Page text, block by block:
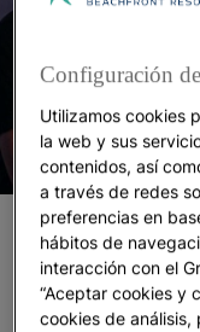
Crea el
No te hará falta
cala
Configuración
Utilizamos cookies
la web y sus
contenidos, así
a través de redes
preferencias en
hábitos de
interacción con el
“Aceptar cookies y
cookies de